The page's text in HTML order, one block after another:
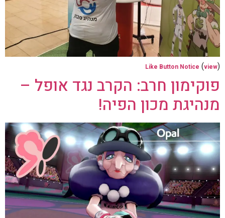
Like Button Notice (view)
פוקימון חרב: הקרב נגד אופל –
מנהיגת מכון הפיה!